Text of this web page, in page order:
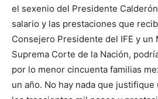
el sexenio del Presidente
salario y las prestaciones que
Consejero Presidente del IFE y un
Suprema Corte de la Nación,
por lo menor cincuenta familias
un año. No hay nada que